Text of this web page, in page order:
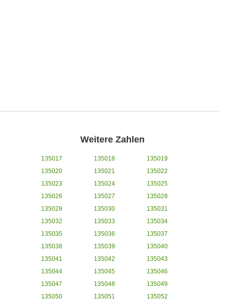
Weitere Zahlen
135017 135018
135019
135020
135021
135022
135023
135024
135025
135026
135027
135028
135029
135030
135031
135032
135033
135034
135035
135036
135037
135038
135039
135040
135041
135042
135043
135044
135045
135046
135047
135048
135049
135050
135051
135052